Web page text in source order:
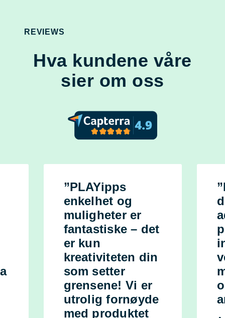
REVIEWS
Hva kundene våre
sier om oss
”PLAYipps
enkelhet og
muligheter er
fantastiske – det
er kun
kreativiteten din
som setter
grensene! Vi er
utrolig fornøyde
med produktet